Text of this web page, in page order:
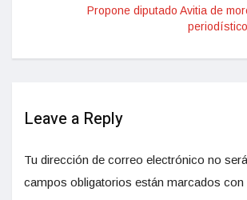
Propone diputado Avitia de
Leave a Reply
Tu dirección de correo electrónico no
campos obligatorios están marcados con